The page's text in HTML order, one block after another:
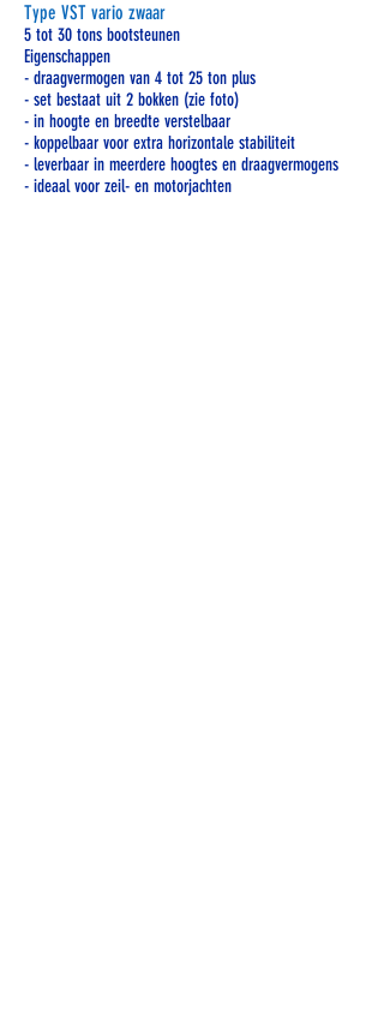
Type VST vario zwaar
5 tot 30 tons bootsteunen
Eigenschappen
- draagvermogen van 4 tot 25 ton plus
- set bestaat uit 2 bokken (zie foto)
- in hoogte en breedte verstelbaar
- koppelbaar voor extra horizontale stabiliteit
- leverbaar in meerdere hoogtes en draagvermogens
- ideaal voor zeil- en motorjachten